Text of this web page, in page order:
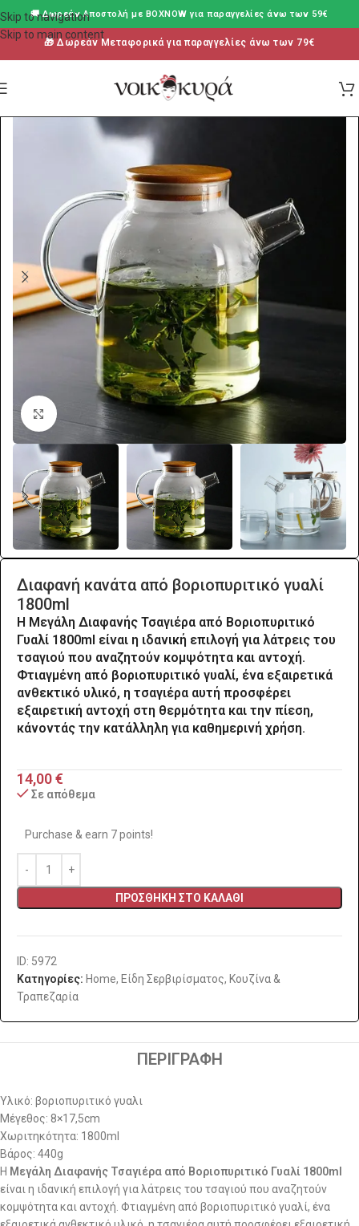
Skip to navigation
Skip to main content
🚚 Δωρεάν Aποστολή με BOXNOW για παραγγελίες άνω των 59€
🎁 Δωρεάν Μεταφορικά για παραγγελίες άνω των 79€
Click to enlarge
Διαφανή κανάτα από βοριοπυριτικό γυαλί
1800ml
Η Μεγάλη Διαφανής Τσαγιέρα από Βοριοπυριτικό
Γυαλί 1800ml είναι η ιδανική επιλογή για λάτρεις του
τσαγιού που αναζητούν κομψότητα και αντοχή.
Φτιαγμένη από βοριοπυριτικό γυαλί, ένα εξαιρετικά
ανθεκτικό υλικό, η τσαγιέρα αυτή προσφέρει
εξαιρετική αντοχή στη θερμότητα και την πίεση,
κάνοντάς την κατάλληλη για καθημερινή χρήση.
14,00€
Σε απόθεμα
Purchase & earn 7 points!
ΠΡΟΣΘΉΚΗ ΣΤΟ ΚΑΛΆΘΙ
ID: 5972
Κατηγορίες: Home, Είδη Σερβιρίσματος, Κουζίνα &
Τραπεζαρία
ΠΕΡΙΓΡΑΦΉ
Υλικό: βοριοπυριτικό γυαλι
Μέγεθος: 8×17,5cm
Χωριτηκότητα: 1800ml
Βάρος: 440g
Η Μεγάλη Διαφανής Τσαγιέρα από Βοριοπυριτικό Γυαλί 1800ml
είναι η ιδανική επιλογή για λάτρεις του τσαγιού που αναζητούν
κομψότητα και αντοχή. Φτιαγμένη από βοριοπυριτικό γυαλί, ένα